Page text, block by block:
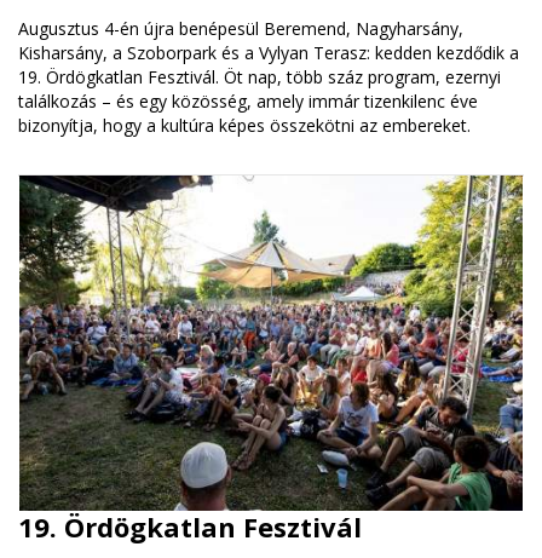
Augusztus 4-én újra benépesül Beremend, Nagyharsány,
Kisharsány, a Szoborpark és a Vylyan Terasz: kedden kezdődik a
19. Ördögkatlan Fesztivál. Öt nap, több száz program, ezernyi
találkozás – és egy közösség, amely immár tizenkilenc éve
bizonyítja, hogy a kultúra képes összekötni az embereket.
19. Ördögkatlan Fesztivál